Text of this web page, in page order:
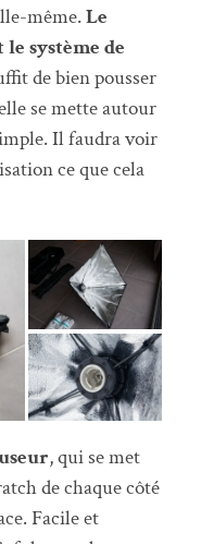
même.Le
système de
de bien pousser
se mette autour
Il faudra voir
ce que cela
, qui se met
de chaque côté
Facile et